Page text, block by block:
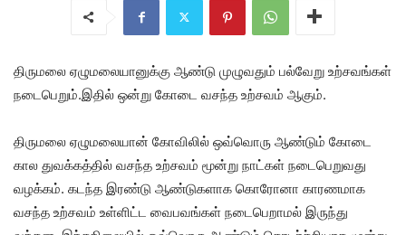
திருமலை ஏழுமலையானுக்கு ஆண்டு முழுவதும் பல்வேறு உற்சவங்கள்
நடைபெறும்.இதில் ஒன்று கோடை வசந்த உற்சவம் ஆகும்.
திருமலை ஏழுமலையான் கோவிலில் ஒவ்வொரு ஆண்டும் கோடை
கால துவக்கத்தில் வசந்த உற்சவம் மூன்று நாட்கள் நடைபெறுவது
வழக்கம். கடந்த இரண்டு ஆண்டுகளாக கொரோனா காரணமாக
வசந்த உற்சவம் உள்ளிட்ட வைபவங்கள் நடைபெறாமல் இருந்து